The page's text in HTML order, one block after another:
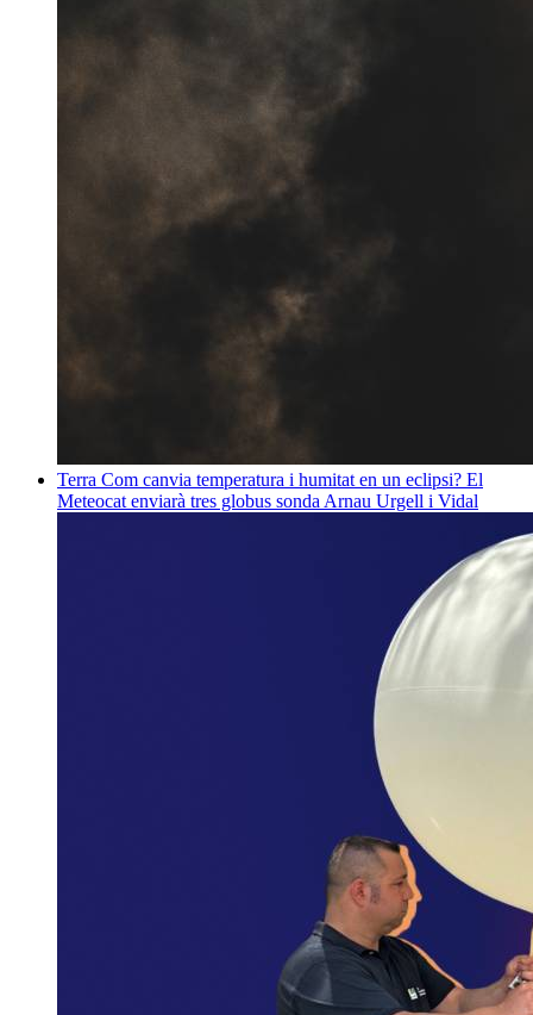
Terra Com canvia temperatura i humitat en un eclipsi? El
Meteocat enviarà tres globus sonda Arnau Urgell i Vidal